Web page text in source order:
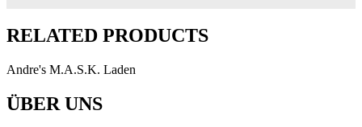
RELATED PRODUCTS
Andre's M.A.S.K. Laden
ÜBER UNS